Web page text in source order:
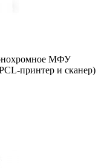
МФУ
принтер и сканер)